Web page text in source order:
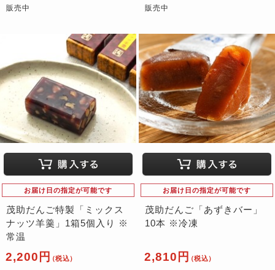
販売中 販売中
お届け日の指定が可能です
茂助だんご特製「ミックス
ナッツ羊羹」1箱5個入り ※
常温
2,200円 （税込）
お届け日の指定が可能です
茂助だんご「あずきバー」
10本 ※冷凍
2,810円 （税込）